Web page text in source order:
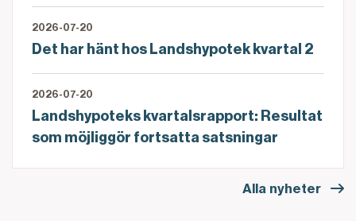
2026-07-20
Det har hänt hos Landshypotek kvartal 2
2026-07-20
Landshypoteks kvartalsrapport: Resultat
som möjliggör fortsatta satsningar
Alla nyheter